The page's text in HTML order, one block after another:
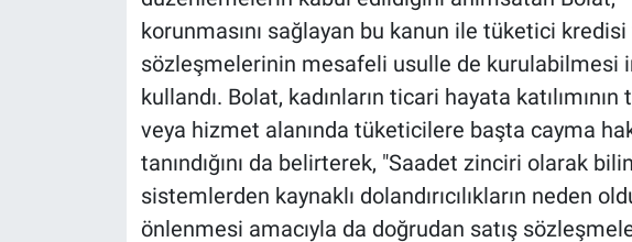
korunmasını sağlayan bu kanun ile tüketici
sözleşmelerinin mesafeli usulle de kurulabilmesi
kullandı. Bolat, kadınların ticari hayata
veya hizmet alanında tüketicilere başta cayma
tanındığını da belirterek, "Saadet zinciri olarak
sistemlerden kaynaklı dolandırıcılıkların neden
önlenmesi amacıyla da doğrudan satış